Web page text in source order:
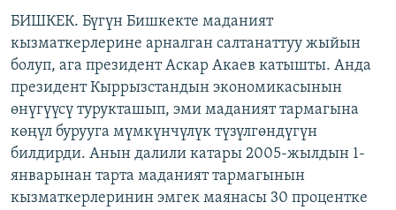
ЭКСПЕРТТЕР ТАЛДАЙТ
БИЗ ЖАНА ДҮЙНӨ
ДАНИСТЕ
ЭЖЕ-СИҢДИЛЕР
АЗАТТЫК+
ЫҢГАЙСЫЗ СУРООЛОР
ӨЗГӨЧӨ ПИКИР
Русский
ОНЛАЙН ШЕРИНЕ
БИШКЕК. Бүгүн Бишкекте маданият
кызматкерлерине арналган салтанаттуу жыйын
болуп, ага президент Аскар Акаев катышты. Анда
президент Кыррызстандын экономикасынын
өнүгүүсү турукташып, эми маданият тармагына
көңүл бурууга мүмкүнчүлүк түзүлгөндүгүн
билдирди. Анын далили катары 2005-жылдын 1-
январынан тарта маданият тармагынын
кызматкерлеринин эмгек маянасы 30 процентке